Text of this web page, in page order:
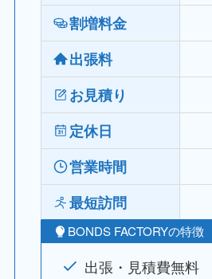
割増料金
出張料
お見積り
定休日
営業時間
最短訪問
BONDS FACTORYの特徴
出張・見積費無料